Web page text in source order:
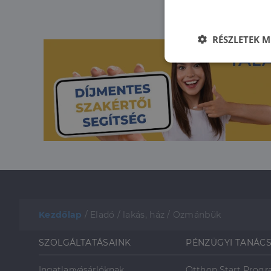
Kezdőlap / Eladó / lakás, ház / Ozmánbük
SZOLGÁLTATÁSAINK PÉNZÜGYI
RÉSZLETEK
Név
li_gc